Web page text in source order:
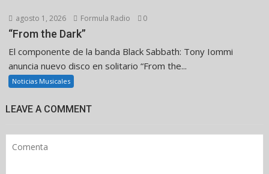
agosto 1, 2026 Formula Radio 0
“From the Dark”
El componente de la banda Black Sabbath: Tony Iommi
anuncia nuevo disco en solitario “From the...
Noticias Musicales
LEAVE A COMMENT